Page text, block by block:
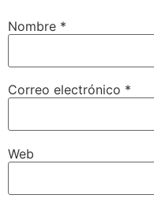
Nombre *
Correo electrónico *
Web